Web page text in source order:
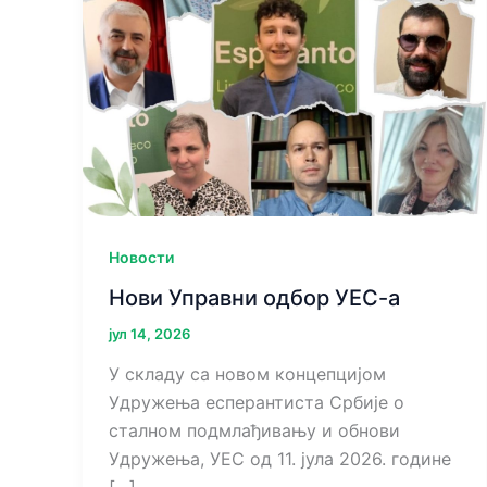
Новости
Нови Управни одбор УЕС-а
јул 14, 2026
У складу са новом концепцијом
Удружења есперантиста Србије о
сталном подмлађивању и обнови
Удружења, УЕС од 11. јула 2026. године